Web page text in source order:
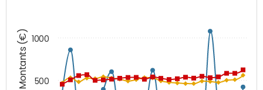
Montants (€) 500
1000